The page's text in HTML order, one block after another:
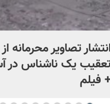
تصاویر محرمانه از
یک ناشناس در
فیلم